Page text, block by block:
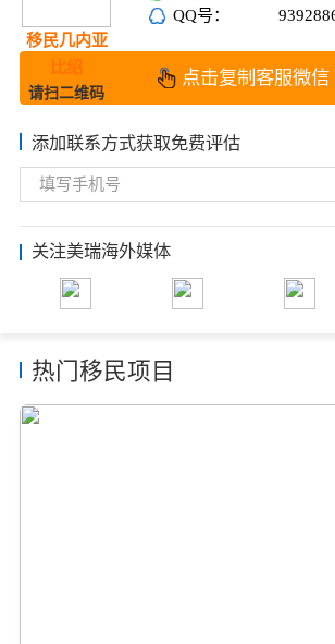
移民几内亚
比绍
请扫二维码
QQ号：
点击复制客服微信
添加联系方式获取免费评估
关注美瑞海外媒体
热门移民项目